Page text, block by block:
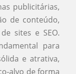
publicitárias,
de conteúdo,
sites e SEO.
para
e atrativa,
alvo de forma